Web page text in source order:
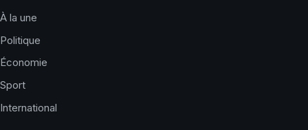
À la une
Politique
Économie
Sport
International